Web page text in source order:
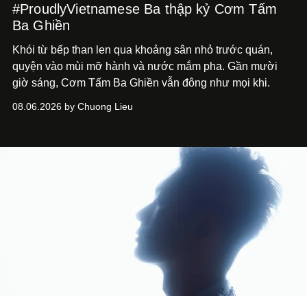
#ProudlyVietnamese Ba thập kỷ Cơm Tấm
Ba Ghiền
Khói từ bếp than len qua khoảng sân nhỏ trước quán,
quyện vào mùi mỡ hành và nước mắm pha. Gần mười
giờ sáng, Cơm Tấm Ba Ghiền vẫn đông như mọi khi.
08.06.2026 by Chuong Lieu